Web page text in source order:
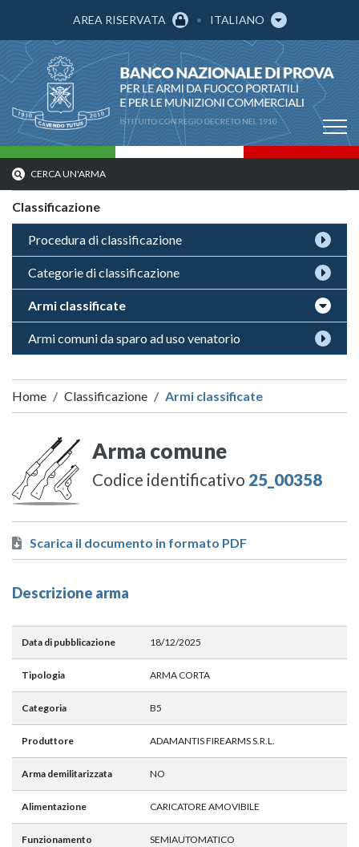
AREA RISERVATA ITALIANO
CERCA UN'ARMA
Classificazione
Procedura di classificazione
Categorie di classificazione
Armi classificate
Armi comuni da sparo ad uso venatorio
Home Classificazione Armi classificate
Arma comune
Codice identificativo 25_00358
Scarica il documento in formato PDF
Descrizione arma
Data di pubblicazione 18/12/2025
Tipologia ARMA CORTA
Categoria B5
Produttore ADAMANTIS FIREARMS S.R.L.
Arma demilitarizzata NO
Alimentazione CARICATORE AMOVIBILE
Funzionamento SEMIAUTOMATICO